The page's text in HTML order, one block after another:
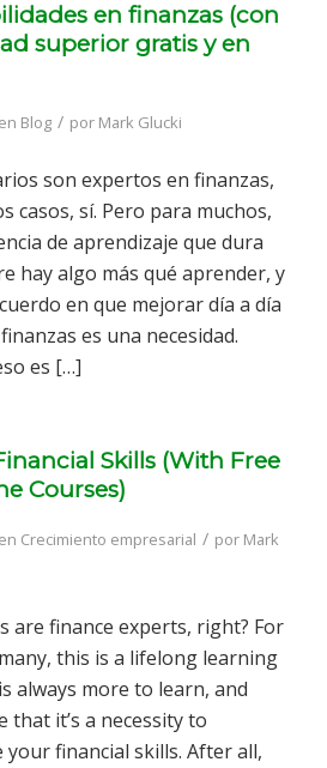
en finanzas (con
superior gratis y en
en Blog / por Mark Glucki
son expertos en finanzas,
casos, sí. Pero para muchos,
de aprendizaje que dura
hay algo más qué aprender, y
en que mejorar día a día
es una necesidad.
es […]
Skills (With Free
Courses)
en Crecimiento empresarial / por Mark
are finance experts, right? For
this is a lifelong learning
always more to learn, and
that it’s a necessity to
financial skills. After all,